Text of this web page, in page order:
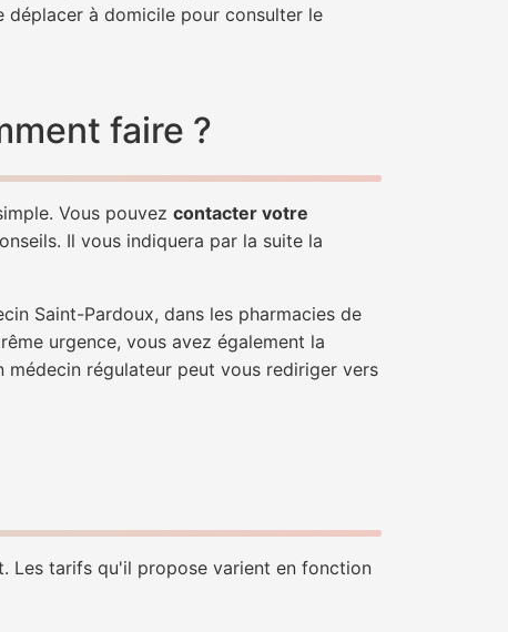
déplacer à domicile pour consulter le
faire ?
Vous pouvez contacter votre
Il vous indiquera par la suite la
Saint-Pardoux, dans les pharmacies de
urgence, vous avez également la
médecin régulateur peut vous rediriger vers
Les tarifs qu'il propose varient en fonction